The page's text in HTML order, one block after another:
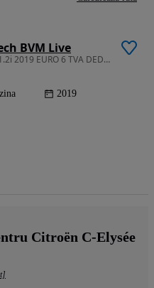
BVM Live
1199 cm3 • 82 CP • Citroen C-Elysee 1.2i 2019 EURO 6 TVA DEDUCTIBIL
2019
Citroën C-Elysée